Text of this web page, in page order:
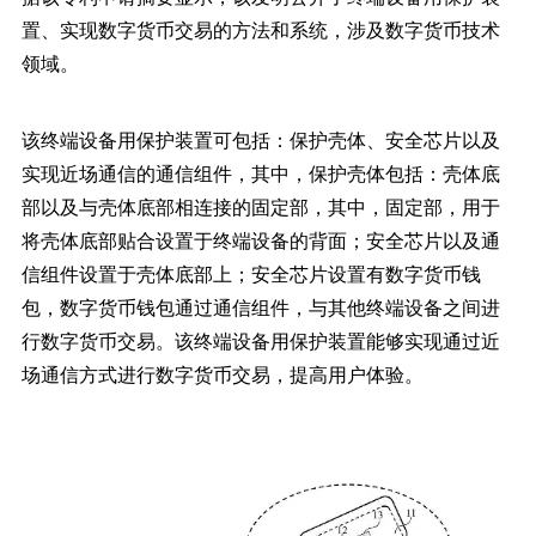
置、实现数字货币交易的方法和系统，涉及数字货币技术
领域。
该终端设备用保护装置可包括：保护壳体、安全芯片以及
实现近场通信的通信组件，其中，保护壳体包括：壳体底
部以及与壳体底部相连接的固定部，其中，固定部，用于
将壳体底部贴合设置于终端设备的背面；安全芯片以及通
信组件设置于壳体底部上；安全芯片设置有数字货币钱
包，数字货币钱包通过通信组件，与其他终端设备之间进
行数字货币交易。该终端设备用保护装置能够实现通过近
场通信方式进行数字货币交易，提高用户体验。